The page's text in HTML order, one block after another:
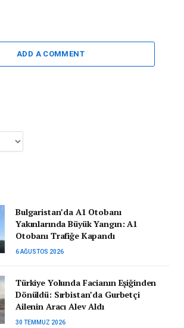
ADD A COMMENT
Bulgaristan’da A1 Otobanı
Yakınlarında Büyük Yangın: A1
Otobanı Trafiğe Kapandı
6 AĞUSTOS 2026
Türkiye Yolunda Facianın Eşiğinden
Dönüldü: Sırbistan’da Gurbetçi
Ailenin Aracı Alev Aldı
30 TEMMUZ 2026